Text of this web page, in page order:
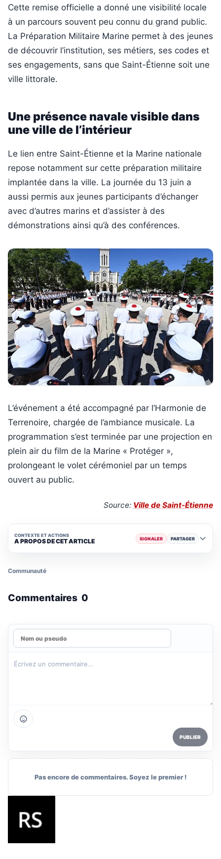
Cette remise officielle a donné une visibilité locale
à un parcours souvent peu connu du grand public.
La Préparation Militaire Marine permet à des jeunes
de découvrir l’institution, ses métiers, ses codes et
ses engagements, sans que Saint-Étienne soit une
ville littorale.
Une présence navale visible dans
une ville de l’intérieur
Le lien entre Saint-Étienne et la Marine nationale
repose notamment sur cette préparation militaire
implantée dans la ville. La journée du 13 juin a
aussi permis aux jeunes participants d’échanger
avec d’autres marins et d’assister à des
démonstrations ainsi qu’à des conférences.
L’événement a été accompagné par l’Harmonie de
Terrenoire, chargée de l’ambiance musicale. La
programmation s’est terminée par une projection en
plein air du film de la Marine « Protéger »,
prolongeant le volet cérémoniel par un temps
ouvert au public.
Source: Ville de Saint-Étienne
CONTEXTE ET ACTIONS
A PROPOS DE CET ARTICLE SIGNALER PARTAGER
Communauté
Commentaires 0
PUBLIER
Pas encore de commentaires. Soyez le premier !